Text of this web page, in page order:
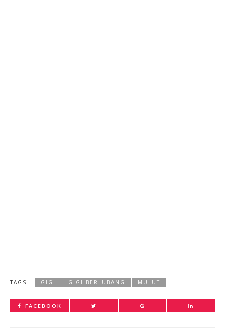
TAGS : GIGI GIGI BERLUBANG MULUT
FACEBOOK